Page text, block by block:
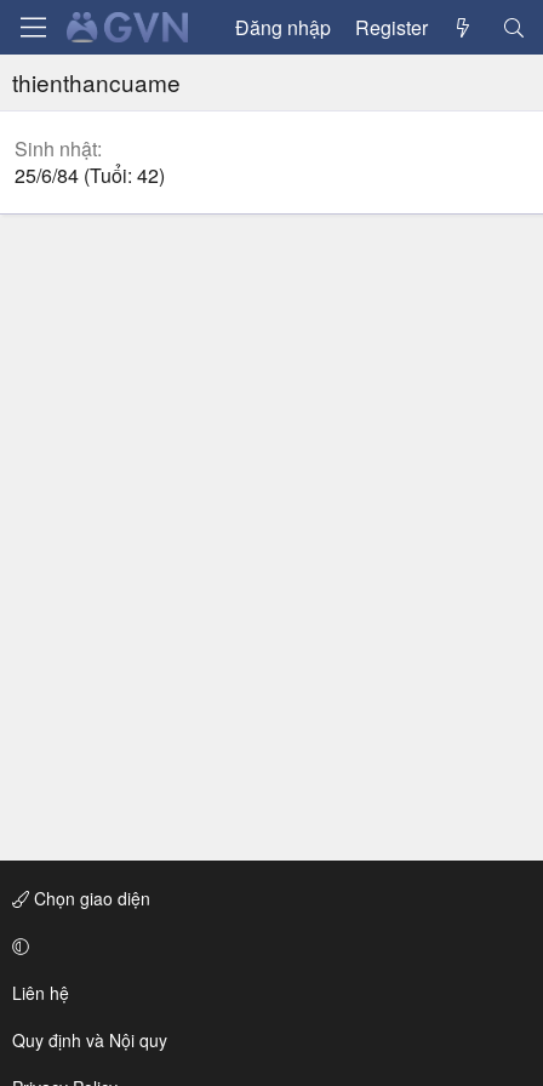
Đăng nhập Register
thienthancuame
Sinh nhật
25/6/84 (Tuổi: 42)
Chọn giao diện
Liên hệ
Quy định và Nội quy